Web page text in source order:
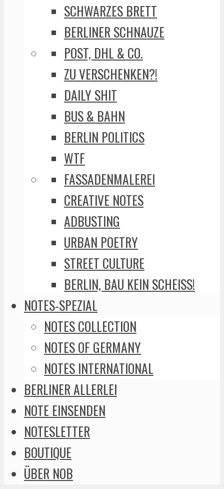
SCHWARZES BRETT
BERLINER SCHNAUZE
POST, DHL & CO.
ZU VERSCHENKEN?!
DAILY SHIT
BUS & BAHN
BERLIN POLITICS
WTF
FASSADENMALEREI
CREATIVE NOTES
ADBUSTING
URBAN POETRY
STREET CULTURE
BERLIN, BAU KEIN SCHEISS!
NOTES-SPEZIAL
NOTES COLLECTION
NOTES OF GERMANY
NOTES INTERNATIONAL
BERLINER ALLERLEI
NOTE EINSENDEN
NOTESLETTER
BOUTIQUE
ÜBER NOB